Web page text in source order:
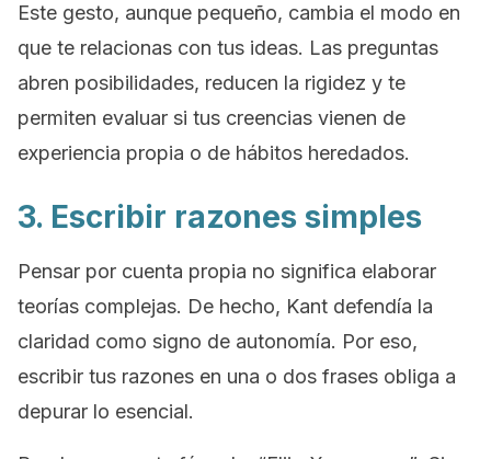
Este gesto, aunque pequeño, cambia el modo en
que te relacionas con tus ideas. Las preguntas
abren posibilidades, reducen la rigidez y te
permiten evaluar si tus creencias vienen de
experiencia propia o de hábitos heredados.
3. Escribir razones simples
Pensar por cuenta propia no significa elaborar
teorías complejas. De hecho, Kant defendía la
claridad como signo de autonomía. Por eso,
escribir tus razones en una o dos frases obliga a
depurar lo esencial.